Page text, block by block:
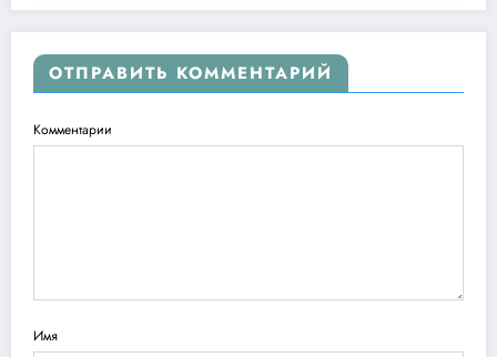
ОТПРАВИТЬ КОММЕНТАРИЙ
Комментарии
Имя